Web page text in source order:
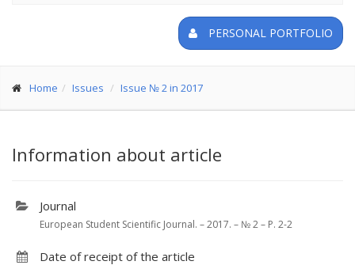
PERSONAL PORTFOLIO
Home Issues Issue № 2 in 2017
Information about article
Journal
European Student Scientific Journal. – 2017. – № 2 – P. 2-2
Date of receipt of the article